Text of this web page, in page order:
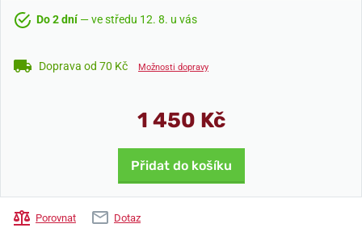
Do 2 dní— ve středu 12. 8. u vás
Doprava od 70 Kč Možnosti dopravy
1 450 Kč
Přidat do košíku
Porovnat Dotaz